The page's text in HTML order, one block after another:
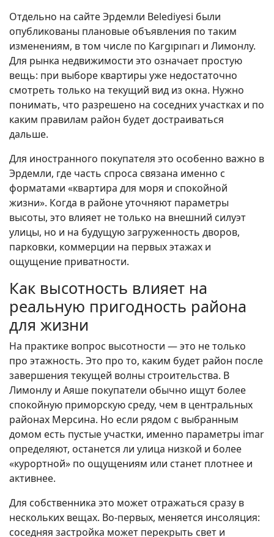
Отдельно на сайте Эрдемли Belediyesi были
опубликованы плановые объявления по таким
изменениям, в том числе по Kargıpınarı и Лимонлу.
Для рынка недвижимости это означает простую
вещь: при выборе квартиры уже недостаточно
смотреть только на текущий вид из окна. Нужно
понимать, что разрешено на соседних участках и по
каким правилам район будет достраиваться
дальше.
Для иностранного покупателя это особенно важно в
Эрдемли, где часть спроса связана именно с
форматами «квартира для моря и спокойной
жизни». Когда в районе уточняют параметры
высоты, это влияет не только на внешний силуэт
улицы, но и на будущую загруженность дворов,
парковки, коммерции на первых этажах и
ощущение приватности.
Как высотность влияет на
реальную пригодность района
для жизни
На практике вопрос высотности — это не только
про этажность. Это про то, каким будет район после
завершения текущей волны строительства. В
Лимонлу и Аяше покупатели обычно ищут более
спокойную приморскую среду, чем в центральных
районах Мерсина. Но если рядом с выбранным
домом есть пустые участки, именно параметры imar
определяют, останется ли улица низкой и более
«курортной» по ощущениям или станет плотнее и
активнее.
Для собственника это может отражаться сразу в
нескольких вещах. Во-первых, меняется инсоляция:
соседняя застройка может перекрыть свет и